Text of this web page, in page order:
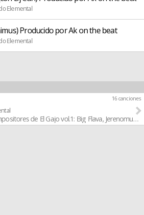
Elemental
Producido por Ak on the beat
Elemental
16 canciones
de El Gajo vol.1: Big Flava,